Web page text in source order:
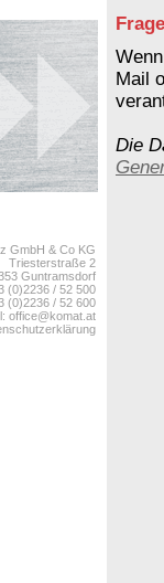
Mail
Die
GmbH & Co KG
Triesterstraße 2
Guntramsdorf
(0)2236 / 52 500
(0)2236 / 52 600
office@komat.at